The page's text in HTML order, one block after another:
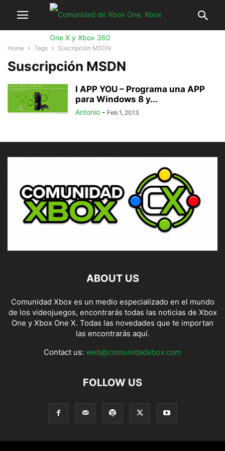
Home Tags Suscripción MSDN
Suscripción MSDN
I APP YOU – Programa una APP
para Windows 8 y...
Antonio - Feb 1, 2013
ABOUT US
Comunidad Xbox es un medio especializado en el mundo
de los videojuegos, encontrarás todas las noticias de Xbox
One y Xbox One X. Todas las novedades que te importan
las encontrarás aquí.
Contact us: web@comunidadxbox.com
FOLLOW US